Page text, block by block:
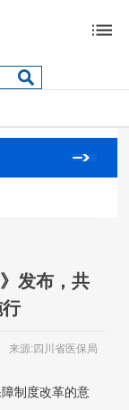
发布，共
来源:四川省医保局
制度改革的意